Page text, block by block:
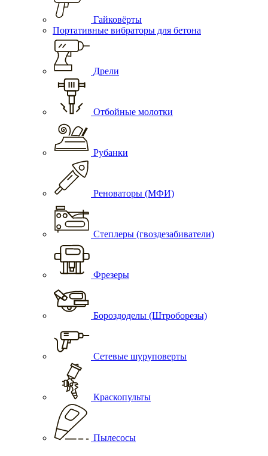
Гайковёрты
Портативные вибраторы для бетона
Дрели
Отбойные молотки
Рубанки
Реноваторы (МФИ)
Степлеры (гвоздезабиватели)
Фрезеры
Бороздоделы (Штроборезы)
Сетевые шуруповерты
Краскопульты
Пылесосы